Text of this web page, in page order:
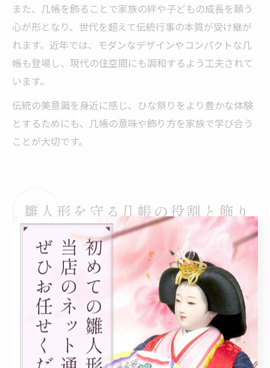
また、几帳を飾ることで家族の絆や子どもの成長を願う
心が形となり、世代を超えて伝統行事の本質が受け継が
れます。近年では、モダンなデザインやコンパクトな几
帳も登場し、現代の住空間にも調和するよう工夫されて
います。
伝統の美意識を身近に感じ、ひな祭りをより豊かな体験
とするためにも、几帳の意味や飾り方を家族で学び合う
ことが大切です。
雛人形を守る几帳の役割と飾り
方解説
ひな祭りの雛人形を守る几帳の役割とは
ひな祭りや桃の節句において、几帳（きちょう）は雛人
形の背後に飾られる重要な道具です。几帳は、もともと
平安時代の貴族文化から生まれた衝立であり、布を張っ
た構造が特徴です。朽木形模様や花鳥の絵、美しい錦織